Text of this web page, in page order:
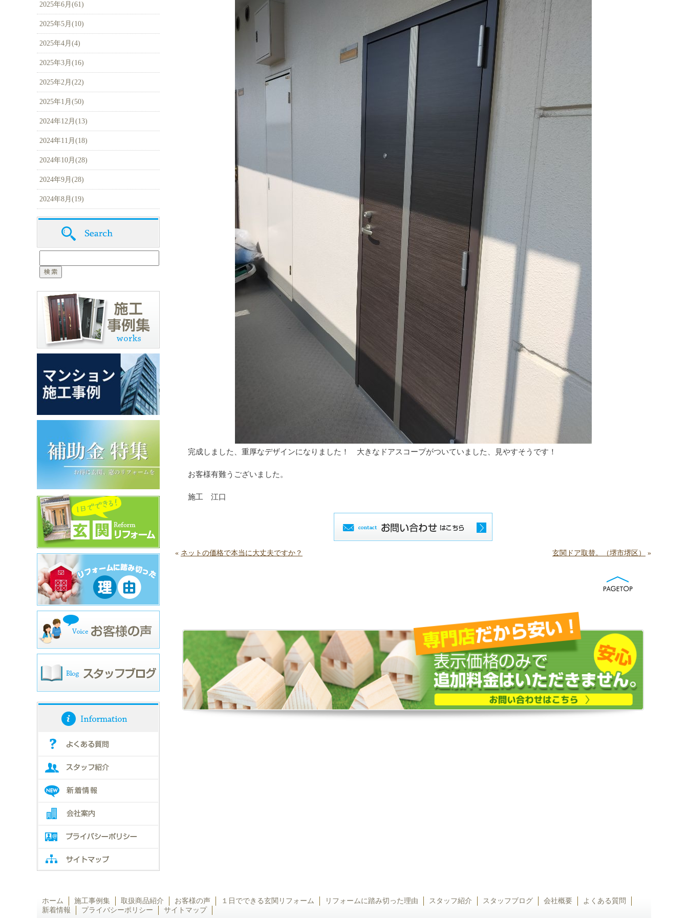
完成しました、重厚なデザインになりました！ 大きなドアスコープがついていました、見やすそうです！
お客様有難うございました。
施工 江口
« ネットの価格で本当に大丈夫ですか？ 玄関ドア取替。（堺市堺区） »
2025年6月(61)
2025年5月(10)
2025年4月(4)
2025年3月(16)
2025年2月(22)
2025年1月(50)
2024年12月(13)
2024年11月(18)
2024年10月(28)
2024年9月(28)
2024年8月(19)
ホーム 施工事例集 取扱商品紹介 お客様の声 １日でできる玄関リフォーム リフォームに踏み切った理由 スタッフ紹介 スタッフブログ 会社概要
よくある質問
新着情報
プライバシーポリシー サイトマップ